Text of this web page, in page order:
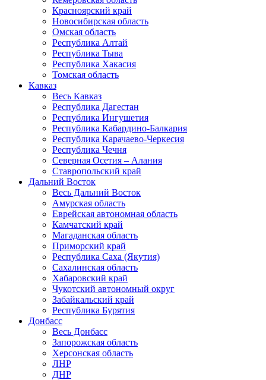
Красноярский край
Новосибирская область
Омская область
Республика Алтай
Республика Тыва
Республика Хакасия
Томская область
Кавказ
Весь Кавказ
Республика Дагестан
Республика Ингушетия
Республика Кабардино-Балкария
Республика Карачаево-Черкесия
Республика Чечня
Северная Осетия – Алания
Ставропольский край
Дальний Восток
Весь Дальний Восток
Амурская область
Еврейская автономная область
Камчатский край
Магаданская область
Приморский край
Республика Саха (Якутия)
Сахалинская область
Хабаровский край
Чукотский автономный округ
Забайкальский край
Республика Бурятия
Донбасс
Весь Донбасс
Запорожская область
Херсонская область
ЛНР
ДНР